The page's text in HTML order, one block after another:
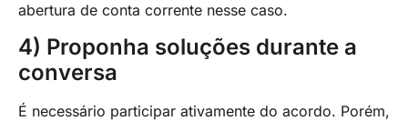
abertura de conta corrente nesse caso.
4) Proponha soluções durante a
conversa
É necessário participar ativamente do acordo. Porém,